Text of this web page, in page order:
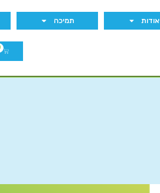
אודות תמיכה